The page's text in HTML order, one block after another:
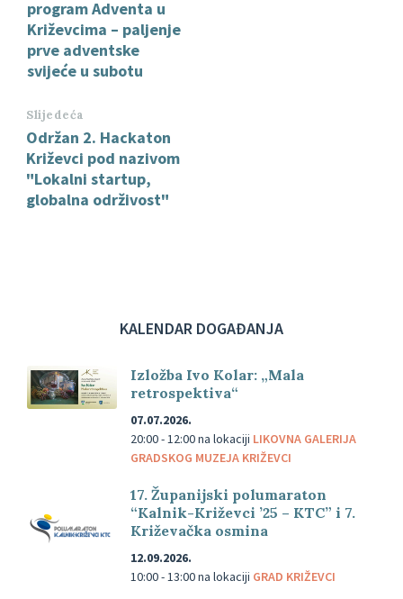
program Adventa u
Križevcima – paljenje
prve adventske
svijeće u subotu
Slijedeća
Održan 2. Hackaton
Križevci pod nazivom
"Lokalni startup,
globalna održivost"
KALENDAR DOGAĐANJA
Izložba Ivo Kolar: „Mala
retrospektiva“
07.07.2026.
20:00 - 12:00na lokaciji LIKOVNA GALERIJA
GRADSKOG MUZEJA KRIŽEVCI
17. Županijski polumaraton
“Kalnik-Križevci ’25 – KTC” i 7.
Križevačka osmina
12.09.2026.
10:00 - 13:00na lokaciji GRAD KRIŽEVCI